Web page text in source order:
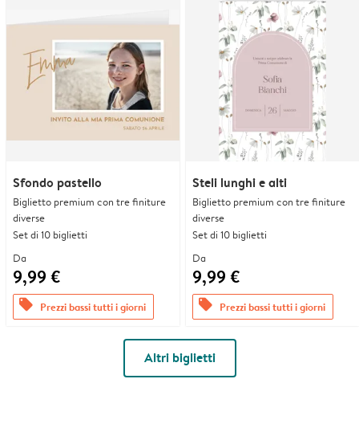
Sfondo pastello
Biglietto premium con tre finiture
diverse
Set di 10 biglietti
Da
9,99 €
offers Prezzi bassi tutti i giorni
Steli lunghi e alti
Biglietto premium con tre finiture
diverse
Set di 10 biglietti
Da
9,99 €
offers Prezzi bassi tutti i giorni
Altri biglietti